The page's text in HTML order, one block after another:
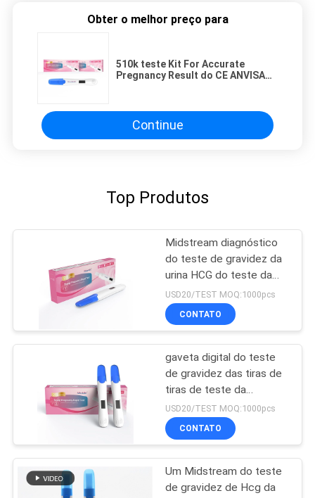
Obter o melhor preço para
510k teste Kit For Accurate
Pregnancy Result do CE ANVISA
Continue
Top Produtos
Midstream diagnóstico
do teste de gravidez da
urina HCG do teste da
casa da gravidez de
auto-teste
USD20/TEST MOQ:1000pcs
CONTATO
gaveta digital do teste
de gravidez das tiras de
tiras de teste da
ovulação e de teste da
gravidez
USD20/TEST MOQ:1000pcs
CONTATO
Um Midstream do teste
de gravidez de Hcg da